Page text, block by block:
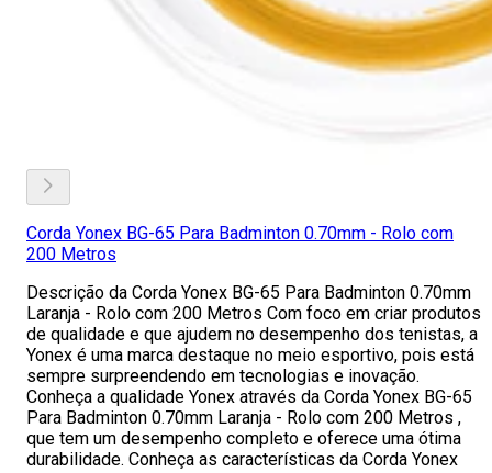
Corda Yonex BG-65 Para Badminton 0.70mm - Rolo com
200 Metros
Descrição da Corda Yonex BG-65 Para Badminton 0.70mm
Laranja - Rolo com 200 Metros Com foco em criar produtos
de qualidade e que ajudem no desempenho dos tenistas, a
Yonex é uma marca destaque no meio esportivo, pois está
sempre surpreendendo em tecnologias e inovação.
Conheça a qualidade Yonex através da Corda Yonex BG-65
Para Badminton 0.70mm Laranja - Rolo com 200 Metros ,
que tem um desempenho completo e oferece uma ótima
durabilidade. Conheça as características da Corda Yonex